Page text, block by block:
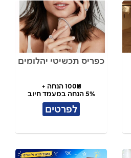
כפריס תכשיטי יהלומים
100₪ הנחה +
5% הנחה במעמד חיוב
לפרטים